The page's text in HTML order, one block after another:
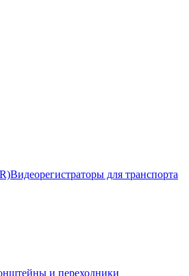
Видеорегистраторы для транспорта
и переходники